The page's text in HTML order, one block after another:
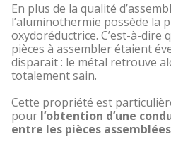
En plus de la qualité
l’aluminothermie possède la
oxydoréductrice. C’est-à-dire
pièces à assembler étaient
disparait : le métal retrouve
totalement sain.
Cette propriété est
pour l’obtention d’une
entre les pièces assemblées